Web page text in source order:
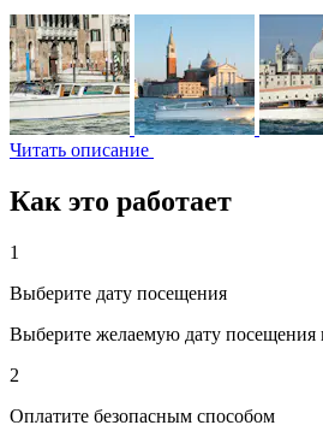
Читать описание
Как это работает
1
Выберите дату посещения
Выберите желаемую дату посещения
2
Оплатите безопасным способом